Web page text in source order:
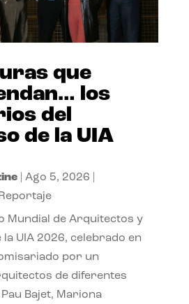
que
los
del
de la UIA
| Ago 5, 2026
Reportaje
Mundial de Arquitectos y
UIA 2026, celebrado en
por un
de diferentes
Bajet, Mariona